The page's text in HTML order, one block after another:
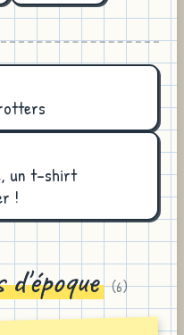
un t-shirt
!
(6)